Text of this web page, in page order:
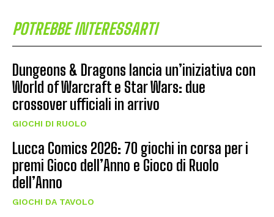
POTREBBE INTERESSARTI
Dungeons & Dragons lancia un’iniziativa con
World of Warcraft e Star Wars: due
crossover ufficiali in arrivo
GIOCHI DI RUOLO
Lucca Comics 2026: 70 giochi in corsa per i
premi Gioco dell’Anno e Gioco di Ruolo
dell’Anno
GIOCHI DA TAVOLO